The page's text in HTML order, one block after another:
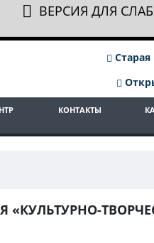
ВЕРСИЯ ДЛЯ
Старая
КОНТАКТЫ
«КУЛЬТУРНО-